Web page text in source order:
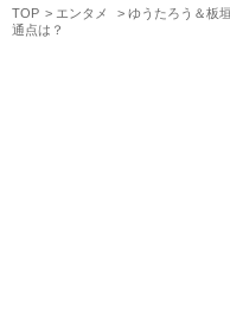
TOP エンタメ
ゆうたろう＆板
通点は？